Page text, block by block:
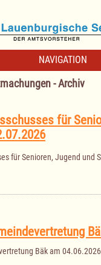
NAVIGATION
- Archiv
für
für Senioren, Jugend und
Bäk am 04.06.2026